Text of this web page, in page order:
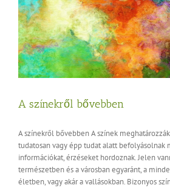
A színekről bővebben
A színekről bővebben A színek
tudatosan vagy épp tudat alatt befolyásolnak
információkat, érzéseket hordoznak. Jelen
természetben és a városban egyaránt, a
életben, vagy akár a vallásokban. Bizonyos